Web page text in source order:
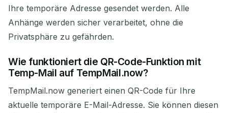
Ihre temporäre Adresse gesendet werden. Alle
Anhänge werden sicher verarbeitet, ohne die
Privatsphäre zu gefährden.
Wie funktioniert die QR-Code-Funktion mit
Temp-Mail auf TempMail.now?
TempMail.now generiert einen QR-Code für Ihre
aktuelle temporäre E-Mail-Adresse. Sie können diesen